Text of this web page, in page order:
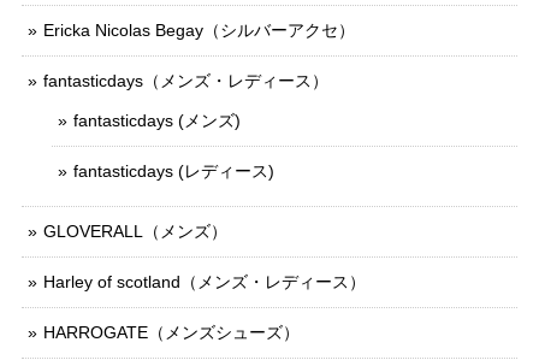
Ericka Nicolas Begay（シルバーアクセ）
fantasticdays（メンズ・レディース）
fantasticdays (メンズ)
fantasticdays (レディース)
GLOVERALL（メンズ）
Harley of scotland（メンズ・レディース）
HARROGATE（メンズシューズ）